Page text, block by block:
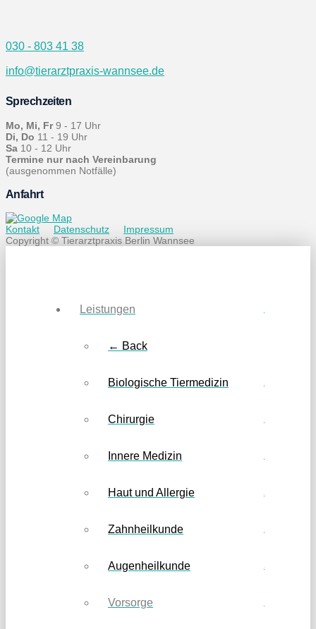
030 - 803 41 38
info@tierarztpraxis-wannsee.de
Sprechzeiten
Mo, Mi, Fr9 - 17 Uhr
Di, Do 11 - 19 Uhr
Sa 10 - 12 Uhr
Termine nur nach Vereinbarung
(ausgenommen Notfälle)
Anfahrt
Kontakt Datenschutz
Impressum
Copyright © Tierarztpraxis Berlin Wannsee
Leistungen
← Back
Biologische Tiermedizin
Chirurgie
Innere Medizin
Haut und Allergie
Zahnheilkunde
Augenheilkunde
Vorsorge